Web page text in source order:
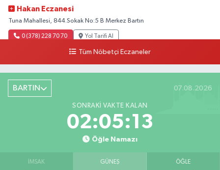
Hakan Eczanesi
Tuna Mahallesi, 844.Sokak No:5 B Merkez Bartın
0 (378) 228 70 70 Yol Tarifi Al
Tüm Nöbetçi Eczaneler
BARTIN 07.08.2026
SONRAKI VAKTE KALAN
02:05:12
Öğle Namazı
İMSAK GÜNEŞ ÖĞLE